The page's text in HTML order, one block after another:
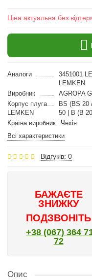
Ціна актуальна без
Аналоги
3451001
LEMKEN
Виробник
AGROPA
Корпус плуга
LEMKEN
BS (BS 20
50 | B (B
Країна виробник
Чехія
Всі характеристики
Відгуків: 0
БАЖАЄТЕ
ЗНИЖКУ
ПОДЗВОНІТЬ
+38 (067) 364
72
Опис